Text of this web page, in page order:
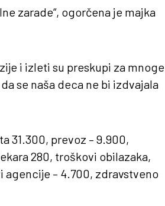
zarade“, ogorčena je majka
i izleti su preskupi za mnoge
se naša deca ne bi izdvajala
31.300, prevoz – 9.900,
280, troškovi obilazaka,
agencije – 4.700, zdravstveno